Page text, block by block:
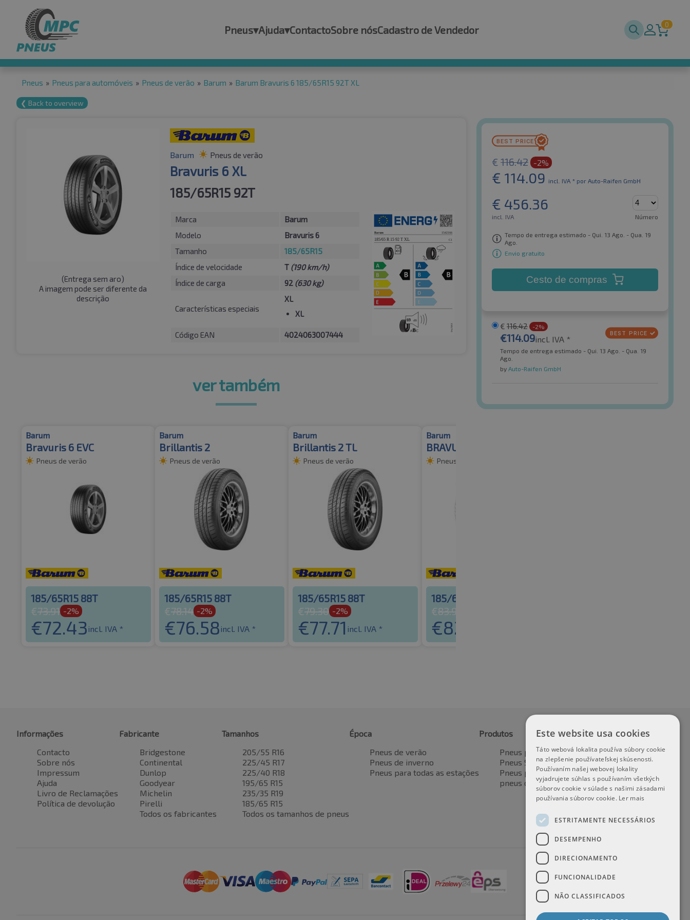
Pneus▾Ajuda▾ContactoSobre nósCadastro de Vendedor 0
Pneus » Pneus para automóveis » Pneus de verão » Barum » Barum Bravuris 6 185/65R15 92T XL
❮ Back to overview
(Entrega sem aro)
A imagem pode ser diferente da
descrição
Barum Pneus de verão
Bravuris 6 XL
185/65R15 92T
Marca
Barum
Modelo
Bravuris 6
Tamanho
185/65R15
Índice de velocidade
T (190 km/h)
Índice de carga
92 (630 kg)
Características especiais
XL
XL
Código EAN 4024063007444
€ 116.42 -2%
€ 114.09 incl. IVA * por Auto-Raifen GmbH
€ 456.36
incl. IVA Número
Tempo de entrega estimado - Qui. 13 Ago. - Qua. 19
Ago.
Envio gratuito
Cesto de compras
€ 116.42 -2%
€114.09incl. IVA *
Tempo de entrega estimado - Qui. 13 Ago. - Qua. 19
Ago.
by Auto-Raifen GmbH
ver também
Barum
Bravuris 6 EVC
Pneus de verão
185/65R15 88T
€73.91 -2%
€72.43 incl. IVA *
Barum
Brillantis 2
Pneus de verão
185/65R15 88T
€78.14 -2%
€76.58 incl. IVA *
Barum
Brillantis 2 TL
Pneus de verão
185/65R15 88T
€79.30 -2%
€77.71 incl. IVA *
Barum
BRAVURIS 6 EVC EVC
Pneus de verão
185/65R15 88H
€83.90
€82.23
Informações
Contacto
Sobre nós
Impressum
Ajuda
Livro de Reclamações
Política de devolução
Fabricante
Bridgestone
Continental
Dunlop
Goodyear
Michelin
Pirelli
Todos os fabricantes
Tamanhos
205/55 R16
225/45 R17
225/40 R18
195/65 R15
235/35 R19
185/65 R15
Todos os tamanhos de pneus
Época
Pneus de verão
Pneus de inverno
Pneus para todas as estações
Produtos
Pneus para automóveis
Pneus SUV / 4x4
Pneus para veículos de transporte
pneus de motocicleta
Este website usa cookies
Táto webová lokalita používa súbory cookie
na zlepšenie používateľskej skúsenosti.
Používaním našej webovej lokality
vyjadrujete súhlas s používaním všetkých
súborov cookie v súlade s našimi zásadami
používania súborov cookie. Ler mais
ESTRITAMENTE NECESSÁRIOS
DESEMPENHO
DIRECIONAMENTO
FUNCIONALIDADE
NÃO CLASSIFICADOS